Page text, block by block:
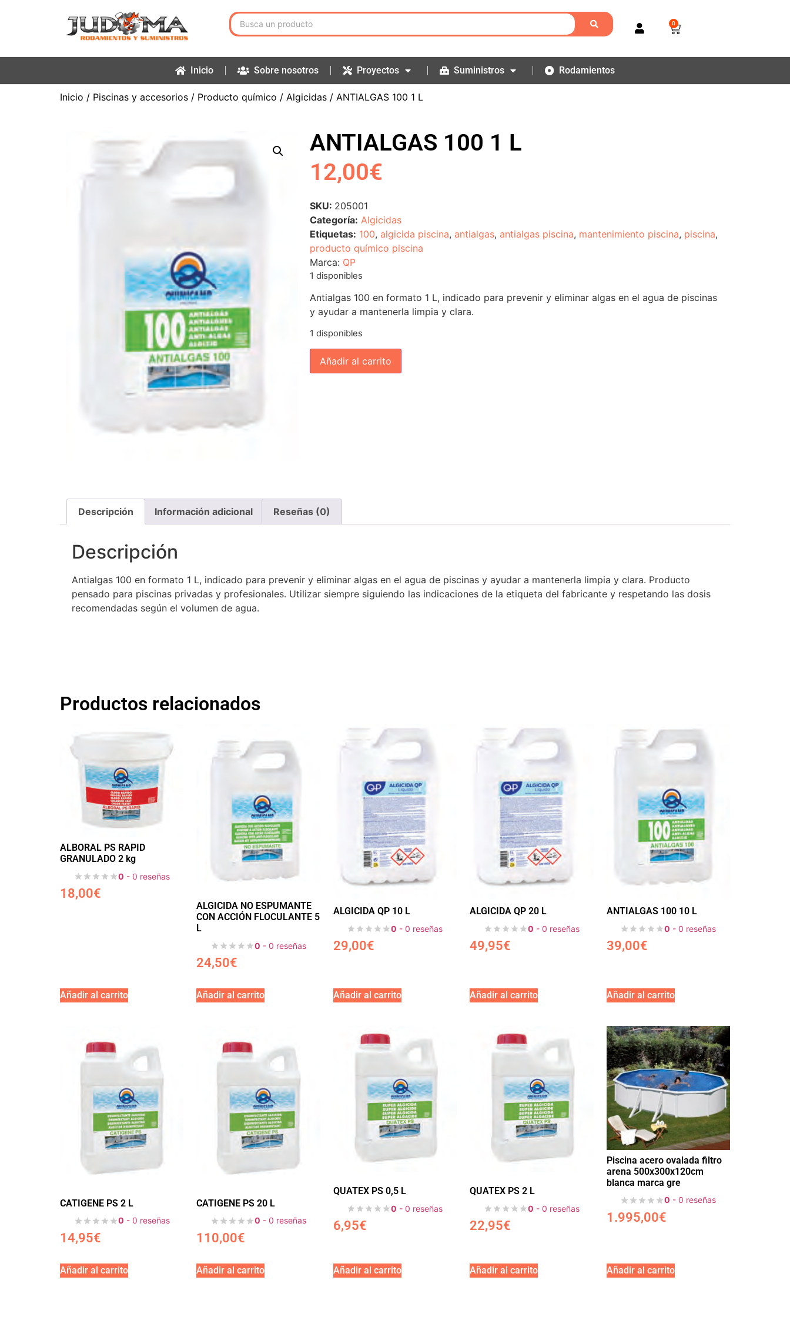
0
Inicio Sobre nosotros Proyectos Suministros Rodamientos
Inicio / Piscinas y accesorios / Producto químico / Algicidas / ANTIALGAS 100 1 L
ANTIALGAS 100 1 L
12,00€
SKU: 205001
Categoría: Algicidas
Etiquetas: 100, algicida piscina, antialgas, antialgas piscina, mantenimiento piscina, piscina,
producto químico piscina
Marca: QP
1 disponibles
Antialgas 100 en formato 1 L, indicado para prevenir y eliminar algas en el agua de piscinas
y ayudar a mantenerla limpia y clara.
1 disponibles
Añadir al carrito
Descripción Información adicional Reseñas (0)
Descripción
Antialgas 100 en formato 1 L, indicado para prevenir y eliminar algas en el agua de piscinas y ayudar a mantenerla limpia y clara. Producto
pensado para piscinas privadas y profesionales. Utilizar siempre siguiendo las indicaciones de la etiqueta del fabricante y respetando las dosis
recomendadas según el volumen de agua.
Productos relacionados
ALBORAL PS RAPID
GRANULADO 2 kg
0 - 0 reseñas
18,00€
Añadir al carrito
ALGICIDA NO ESPUMANTE
CON ACCIÓN FLOCULANTE 5
L
0 - 0 reseñas
24,50€
Añadir al carrito
ALGICIDA QP 10 L
0 - 0 reseñas
29,00€
Añadir al carrito
ALGICIDA QP 20 L
0 - 0 reseñas
49,95€
Añadir al carrito
ANTIALGAS 100 10 L
0 - 0 reseñas
39,00€
Añadir al carrito
CATIGENE PS 2 L
0 - 0 reseñas
14,95€
Añadir al carrito
CATIGENE PS 20 L
0 - 0 reseñas
110,00€
Añadir al carrito
QUATEX PS 0,5 L
0 - 0 reseñas
6,95€
Añadir al carrito
QUATEX PS 2 L
0 - 0 reseñas
22,95€
Añadir al carrito
Piscina acero ovalada filtro
arena 500x300x120cm
blanca marca gre
0 - 0 reseñas
1.995,00€
Añadir al carrito